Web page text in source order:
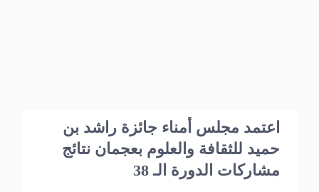
اعتمد مجلس أمناء جائزة راشد بن
حميد للثقافة والعلوم بعجمان نتائج
مشاركات الدورة الـ 38